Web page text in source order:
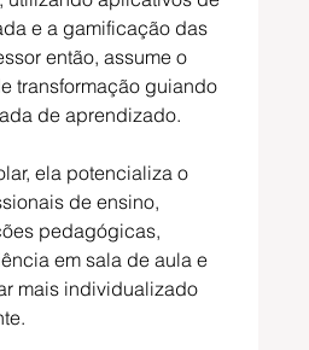
e a gamificação das
então, assume o
transformação guiando
de aprendizado.
ela potencializa o
de ensino,
pedagógicas,
em sala de aula e
mais individualizado